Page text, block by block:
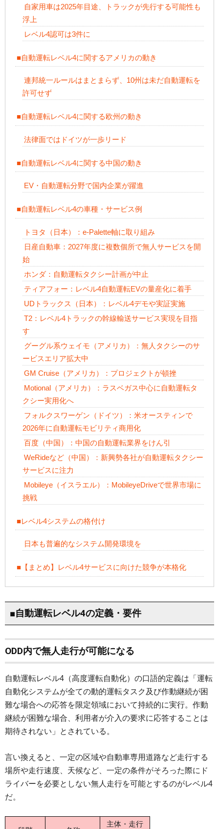
自家用車は2025年目途、トラックが先行する可能性も
浮上
レベル4認可は3件に
■自動運転レベル4に関するアメリカの動き
連邦統一ルールはまとまらず、10州は未だ自動運転を
許可せず
■自動運転レベル4に関する欧州の動き
法律面ではドイツが一歩リード
■自動運転レベル4に関する中国の動き
EV・自動運転分野で国内企業が躍進
■自動運転レベル4の車種・サービス例
トヨタ（日本）：e-Palette軸に取り組み
日産自動車：2027年度に複数個所で無人サービスを開
始
ホンダ：自動運転タクシー計画が中止
ティアフォー：レベル4自動運転EVの量産化に着手
UDトラックス（日本）：レベル4デモや実証実施
T2：レベル4トラックの幹線輸送サービス実現を目指
す
グーグル系ウェイモ（アメリカ）：無人タクシーのサ
ービスエリア拡大中
GM Cruise（アメリカ）：プロジェクトが頓挫
Motional（アメリカ）：ラスベガス中心に自動運転タ
クシー実用化へ
フォルクスワーゲン（ドイツ）：米オースティンで
2026年に自動運転モビリティ商用化
百度（中国）：中国の自動運転業界をけん引
WeRideなど（中国）：新興勢各社が自動運転タクシー
サービスに注力
Mobileye（イスラエル）：MobileyeDriveで世界市場に
挑戦
■レベル4システムの格付け
日本も普遍的なシステム開発環境を
■【まとめ】レベル4サービスに向けた競争が本格化
■自動運転レベル4の定義・要件
ODD内で無人走行が可能になる
自動運転レベル4（高度運転自動化）の口語的定義は「運転
自動化システムが全ての動的運転タスク及び作動継続が困
難な場合への応答を限定領域において持続的に実行。作動
継続が困難な場合、利用者が介入の要求に応答することは
期待されない」とされている。
言い換えると、一定の区域や自動車専用道路など走行する
場所や走行速度、天候など、一定の条件がそろった際にド
ライバーを必要としない無人走行を可能とするのがレベル4
だ。
主体・走行